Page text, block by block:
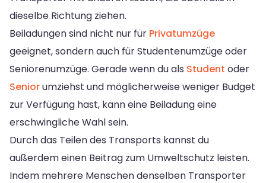
dieselbe Richtung ziehen.
Beiladungen sind nicht nur für Privatumzüge
geeignet, sondern auch für Studentenumzüge oder
Seniorenumzüge. Gerade wenn du als Student oder
Seniorumziehst und möglicherweise weniger Budget
zur Verfügung hast, kann eine Beiladung eine
erschwingliche Wahl sein.
Durch das Teilen des Transports kannst du
außerdem einen Beitrag zum Umweltschutz leisten.
Indem mehrere Menschen denselben Transporter